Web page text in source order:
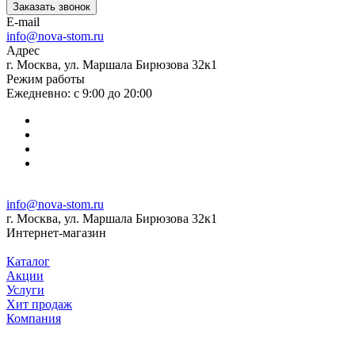
Заказать звонок
E-mail
info@nova-stom.ru
Адрес
г. Москва, ул. Маршала Бирюзова 32к1
Режим работы
Ежедневно: с 9:00 до 20:00
info@nova-stom.ru
г. Москва, ул. Маршала Бирюзова 32к1
Интернет-магазин
Каталог
Акции
Услуги
Хит продаж
Компания